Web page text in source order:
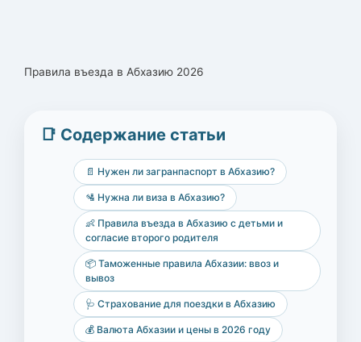
Правила въезда в Абхазию 2026
📑 Содержание статьи
📄 Нужен ли загранпаспорт в Абхазию?
🛂 Нужна ли виза в Абхазию?
👶 Правила въезда в Абхазию с детьми и
согласие второго родителя
📦 Таможенные правила Абхазии: ввоз и
вывоз
🩺 Страхование для поездки в Абхазию
💰 Валюта Абхазии и цены в 2026 году